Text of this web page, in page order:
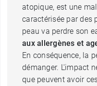
atopique, est une
caractérisée par des
peau va perdre son
aux allergènes et
En conséquence, la
démanger. L'impact
que peuvent avoir